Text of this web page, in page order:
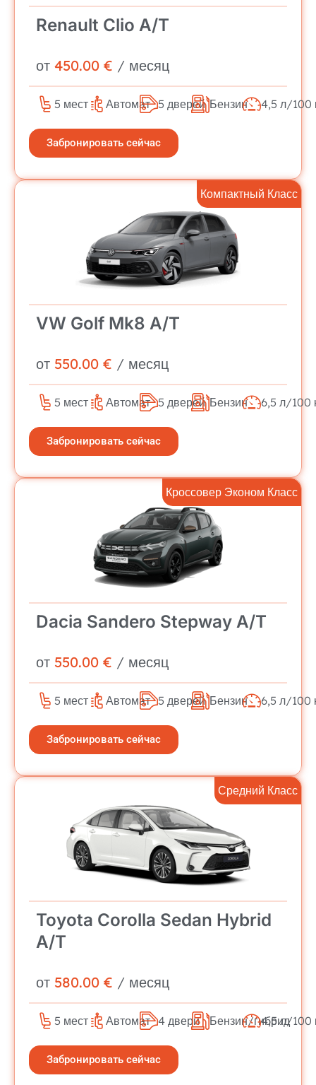
Renault Clio A/T
от 450.00 € / месяц
5 мест Автомат 5 дверей Бензин 4,5 л/100
Забронировать сейчас
Компактный Класс
VW Golf Mk8 A/T
от 550.00 € / месяц
5 мест Автомат 5 дверей Бензин 6,5 л/100
Забронировать сейчас
Кроссовер Эконом Класс
Dacia Sandero Stepway A/T
от 550.00 € / месяц
5 мест Автомат 5 дверей Бензин 6,5 л/100
Забронировать сейчас
Средний Класс
Toyota Corolla Sedan Hybrid
A/T
от 580.00 € / месяц
5 мест Автомат 4 двери Бензин/гибрид
4,5 л/100
Забронировать сейчас